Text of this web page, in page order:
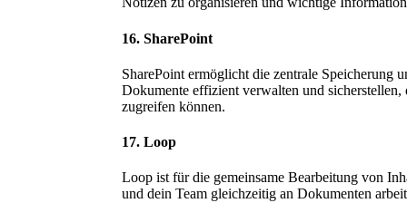
16. SharePoint
SharePoint ermöglicht die zentrale
Dokumente effizient verwalten und
zugreifen können.
17. Loop
Loop ist für die gemeinsame Bearbeitung von
und dein Team gleichzeitig an Dokumenten